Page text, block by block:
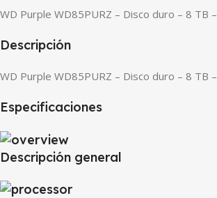
WD Purple WD85PURZ – Disco duro – 8 TB
Descripción
WD Purple WD85PURZ – Disco duro – 8 TB
Especificaciones
Descripción general